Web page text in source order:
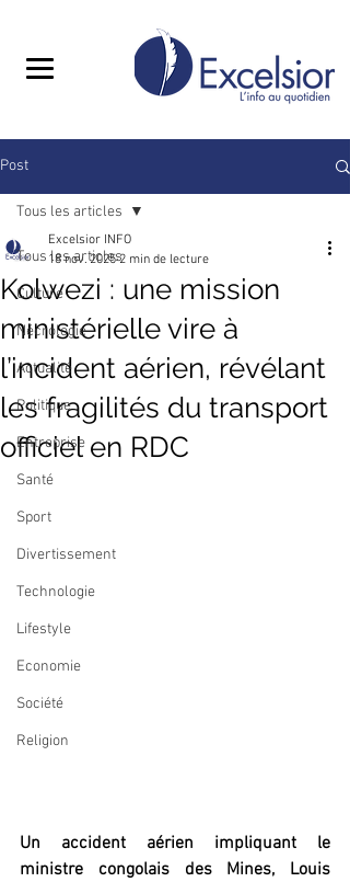
Post
Tous les articles
Culture
Nécrologie
Actualité
Politique
Entreprise
Santé
Sport
Divertissement
Technologie
Lifestyle
Economie
Société
Religion
Tous les articles
Kolwezi : une mission
ministérielle vire à
l’incident aérien, révélant
les fragilités du transport
officiel en RDC
Excelsior INFO
18 nov. 2025 2 min de lecture
Un accident aérien impliquant le
ministre congolais des Mines, Louis